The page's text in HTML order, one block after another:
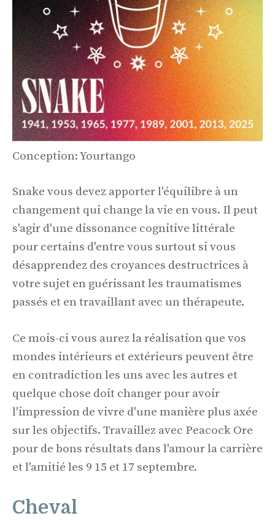
Conception: Yourtango
Snake vous devez apporter l'équilibre à un
changement qui change la vie en vous. Il peut
s'agir d'une dissonance cognitive littérale
pour certains d'entre vous surtout si vous
désapprendez des croyances destructrices à
votre sujet en guérissant les traumatismes
passés et en travaillant avec un thérapeute.
Ce mois-ci vous aurez la réalisation que vos
mondes intérieurs et extérieurs peuvent être
en contradiction les uns avec les autres et
quelque chose doit changer pour avoir
l'impression de vivre d'une manière plus axée
sur les objectifs. Travaillez avec Peacock Ore
pour de bons résultats dans l'amour la carrière
et l'amitié les 9 15 et 17 septembre.
Cheval